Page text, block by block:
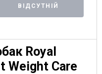
ВІДСУТНІЙ
Royal
Weight Care